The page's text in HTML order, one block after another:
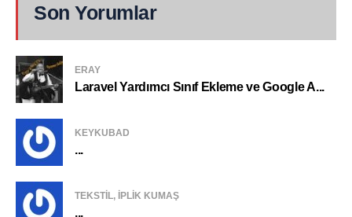
Son Yorumlar
ERAY
Laravel Yardımcı Sınıf Ekleme ve Google A...
KEYKUBAD
...
TEKSTIL, IPLIK KUMAŞ
...